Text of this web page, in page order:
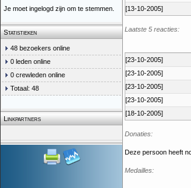
Je moet ingelogd zijn om te stemmen.
Statistieken
48 bezoekers online
0 leden online
0 crewleden online
Totaal: 48
Linkpartners
[13-10-2005]
Laatste 5 reacties:
[23-10-2005]
[23-10-2005]
[23-10-2005]
[23-10-2005]
[18-10-2005]
Donaties:
Deze persoon heeft
Medailles: